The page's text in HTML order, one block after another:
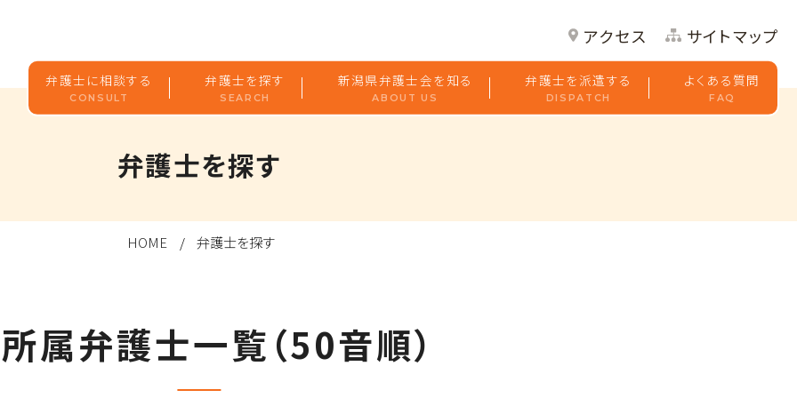
アクセス サイトマップ
弁護士に相談する
CONSULT
弁護士を探す
SEARCH
新潟県弁護士会を知る
ABOUT US
弁護士を派遣する
DISPATCH
よくある質問
FAQ
弁護士を探す
HOME 弁護士を探す
属弁護士一覧（50音順）